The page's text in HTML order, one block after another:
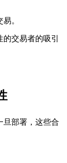
。
的交易者的吸引
旦部署，这些合